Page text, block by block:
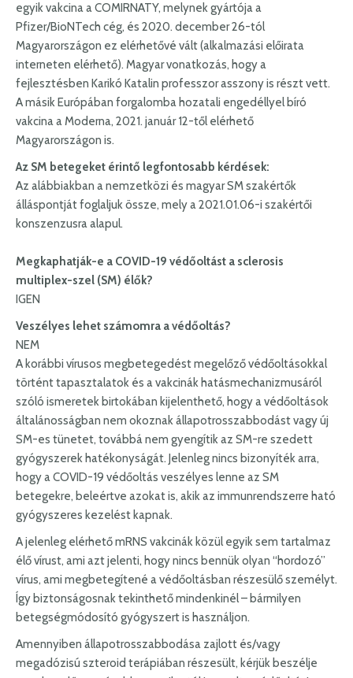
egyik vakcina a COMIRNATY, melynek gyártója a
Pfizer/BioNTech cég, és 2020. december 26-tól
Magyarországon ez elérhetővé vált (alkalmazási előirata
interneten elérhető). Magyar vonatkozás, hogy a
fejlesztésben Karikó Katalin professzor asszony is részt vett.
A másik Európában forgalomba hozatali engedéllyel bíró
vakcina a Moderna, 2021. január 12-től elérhető
Magyarországon is.
Az SM betegeket érintő legfontosabb kérdések:
Az alábbiakban a nemzetközi és magyar SM szakértők
álláspontját foglaljuk össze, mely a 2021.01.06-i szakértői
konszenzusra alapul.
Megkaphatják-e a COVID-19 védőoltást a sclerosis
multiplex-szel (SM) élők?
IGEN
Veszélyes lehet számomra a védőoltás?
NEM
A korábbi vírusos megbetegedést megelőző védőoltásokkal
történt tapasztalatok és a vakcinák hatásmechanizmusáról
szóló ismeretek birtokában kijelenthető, hogy a védőoltások
általánosságban nem okoznak állapotrosszabbodást vagy új
SM-es tünetet, továbbá nem gyengítik az SM-re szedett
gyógyszerek hatékonyságát. Jelenleg nincs bizonyíték arra,
hogy a COVID-19 védőoltás veszélyes lenne az SM
betegekre, beleértve azokat is, akik az immunrendszerre ható
gyógyszeres kezelést kapnak.
A jelenleg elérhető mRNS vakcinák közül egyik sem tartalmaz
élő vírust, ami azt jelenti, hogy nincs bennük olyan “hordozó”
vírus, ami megbetegítené a védőoltásban részesülő személyt.
Így biztonságosnak tekinthető mindenkinél – bármilyen
betegségmódosító gyógyszert is használjon.
Amennyiben állapotrosszabbodása zajlott és/vagy
megadózisú szteroid terápiában részesült, kérjük beszélje